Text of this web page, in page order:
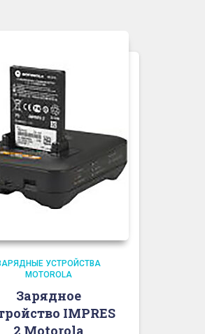
УСТРОЙСТВА
MOTOROLA
Зарядное
IMPRES
2 Motorola